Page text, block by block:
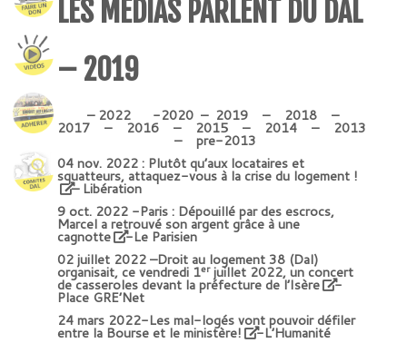
LES MÉDIAS PARLENT DU DAL
– 2019
– 2022 -2020 – 2019 – 2018 –
2017– 2016– 2015– 2014– 2013
– pre-2013
04 nov. 2022 : Plutôt qu’aux locataires et
squatteurs, attaquez-vous à la crise du logement !
– Libération
9 oct. 2022 -Paris : Dépouillé par des escrocs,
Marcel a retrouvé son argent grâce à une
cagnotte
-Le Parisien
02 juillet 2022 –Droit au logement 38 (Dal)
organisait, ce vendredi 1erjuillet 2022, un concert
de casseroles devant la préfecture de l’Isère -
Place GRE’Net
24 mars 2022-Les mal-logés vont pouvoir défiler
entre la Bourse et le ministère!
-L’Humanité